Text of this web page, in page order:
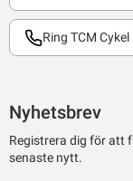
Ring TCM Cykel
Nyhetsbrev
Registrera dig för att
senaste nytt.